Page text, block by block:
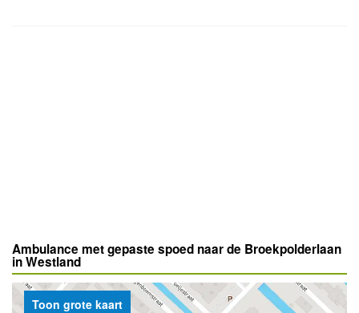
Ambulance met gepaste spoed naar de Broekpolderlaan
in Westland
Toon grote kaart